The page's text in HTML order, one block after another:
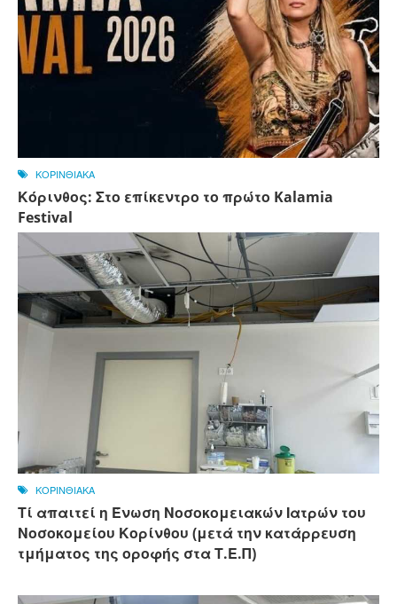
ΚΟΡΙΝΘΙΑΚΑ
Κόρινθος: Στο επίκεντρο το πρώτο Kalamia
Festival
ΚΟΡΙΝΘΙΑΚΑ
Τί απαιτεί η Ένωση Νοσοκομειακών Ιατρών του
Νοσοκομείου Κορίνθου (μετά την κατάρρευση
τμήματος της οροφής στα Τ.Ε.Π)